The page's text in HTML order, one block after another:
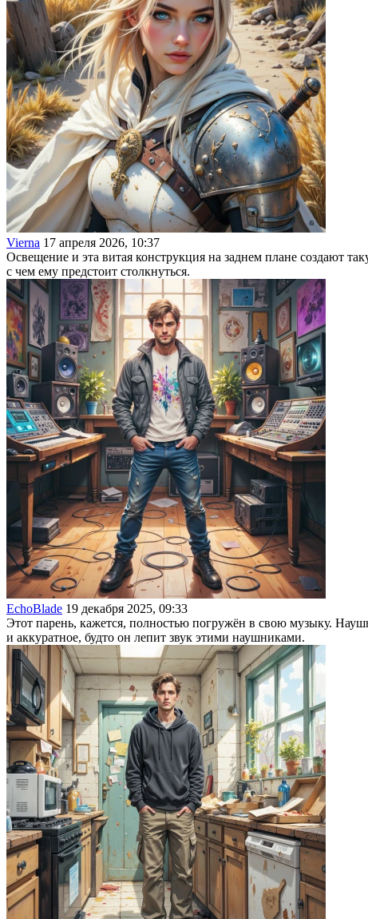
Vierna 17 апреля 2026, 10:37
Освещение и эта витая конструкция на заднем плане создают
с чем ему предстоит столкнуться.
EchoBlade 19 декабря 2025, 09:33
Этот парень, кажется, полностью погружён в свою музыку.
и аккуратное, будто он лепит звук этими наушниками.